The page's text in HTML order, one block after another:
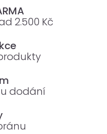
2.500 Kč
dodání